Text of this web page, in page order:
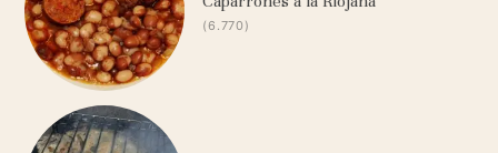
(6.770)